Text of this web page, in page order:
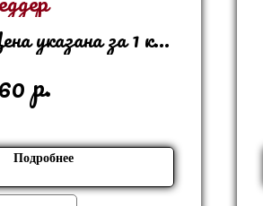
указана за 1 кг
р.
Подробнее